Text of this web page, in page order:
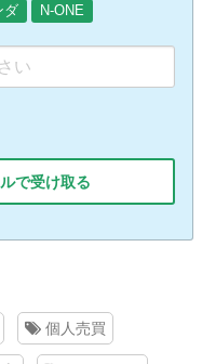
ダ N-ONE
で受け取る
個人売買